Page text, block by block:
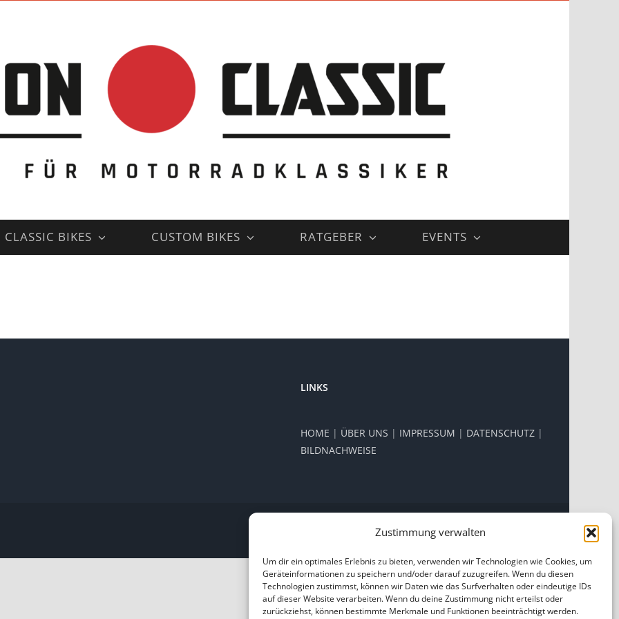
Zustimmung verwalten
Um dir ein optimales Erlebnis zu bieten, verwenden wir Technologien wie Cookies, um
Geräteinformationen zu speichern und/oder darauf zuzugreifen. Wenn du diesen
Technologien zustimmst, können wir Daten wie das Surfverhalten oder eindeutige IDs
auf dieser Website verarbeiten. Wenn du deine Zustimmung nicht erteilst oder
zurückziehst, können bestimmte Merkmale und Funktionen beeinträchtigt werden.
CLASSIC BIKES CUSTOM BIKES RATGEBER EVENTS
LINKS
HOME | ÜBER UNS | IMPRESSUM | DATENSCHUTZ |
BILDNACHWEISE
Instagram